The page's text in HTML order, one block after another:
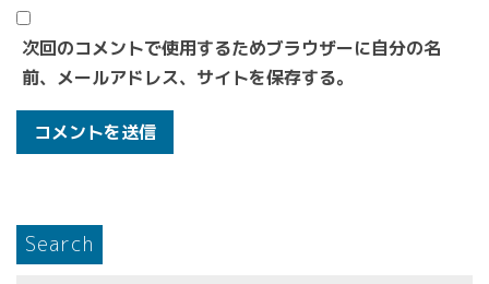
次回のコメントで使用するためブラウザーに自分の名
前、メールアドレス、サイトを保存する。
Search